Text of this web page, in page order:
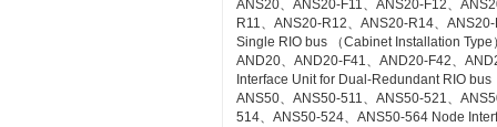
ANS20、ANS20-F11、ANS20-F12、
R11、ANS20-R12、ANS20-R14、
Single RIO bus （Cabinet Installation Type
AND20、AND20-F41、AND20-F42、
Interface Unit for Dual-Redundant RIO
ANS50、ANS50-511、ANS50-521、
514、ANS50-524、ANS50-564 Node